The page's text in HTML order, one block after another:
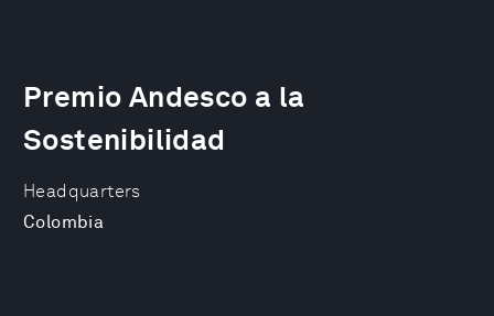
Headquarters
Colombia
Premio Andesco a la
Sostenibilidad